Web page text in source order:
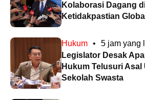
Kolaborasi Dagang
Ketidakpastian Global
Hukum •
5 jam yang
Legislator Desak
Hukum Telusuri
Sekolah Swasta